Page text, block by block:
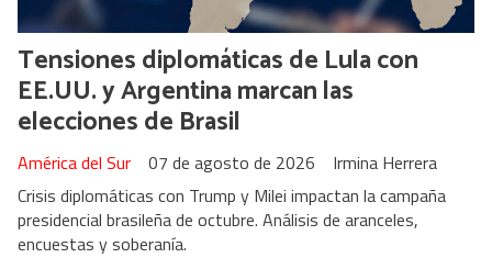
Tensiones diplomáticas de Lula con
EE.UU. y Argentina marcan las
elecciones de Brasil
Irmina Herrera
América del Sur
07 de agosto de 2026
Crisis diplomáticas con Trump y Milei impactan la campaña
presidencial brasileña de octubre. Análisis de aranceles,
encuestas y soberanía.